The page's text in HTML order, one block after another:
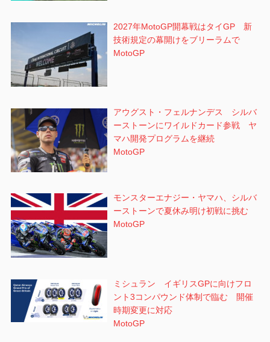
2027年MotoGP開幕戦はタイGP 新
技術規定の幕開けをブリーラムで
MotoGP
アウグスト・フェルナンデス シルバ
ーストーンにワイルドカード参戦 ヤ
マハ開発プログラムを継続
MotoGP
モンスターエナジー・ヤマハ、シルバ
ーストーンで夏休み明け初戦に挑む
MotoGP
ミシュラン イギリスGPに向けフロ
ント3コンパウンド体制で臨む 開催
時期変更に対応
MotoGP